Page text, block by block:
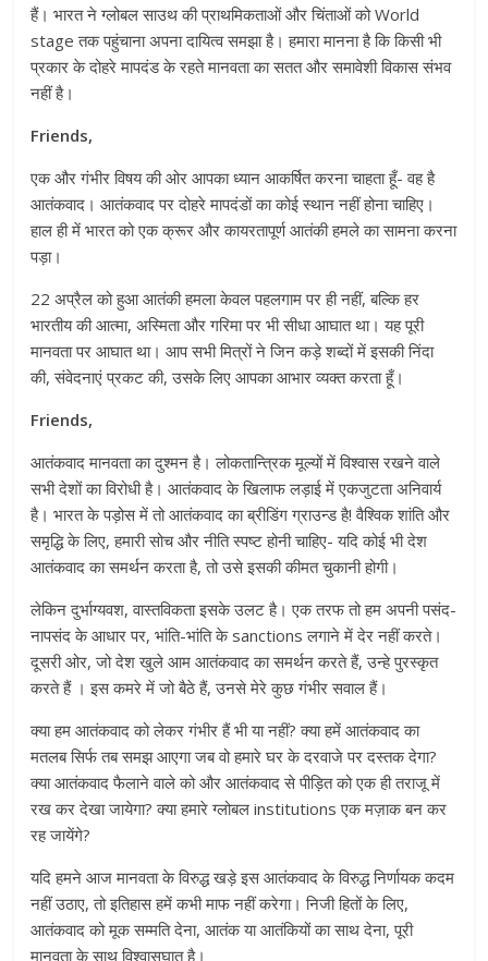
हैं। भारत ने ग्लोबल साउथ की प्राथमिकताओं और चिंताओं को World
stage तक पहुंचाना अपना दायित्व समझा है। हमारा मानना है कि किसी भी
प्रकार के दोहरे मापदंड के रहते मानवता का सतत और समावेशी विकास संभव
नहीं है।
Friends,
एक और गंभीर विषय की ओर आपका ध्यान आकर्षित करना चाहता हूँ- वह है
आतंकवाद। आतंकवाद पर दोहरे मापदंडों का कोई स्थान नहीं होना चाहिए।
हाल ही में भारत को एक क्रूर और कायरतापूर्ण आतंकी हमले का सामना करना
पड़ा।
22 अप्रैल को हुआ आतंकी हमला केवल पहलगाम पर ही नहीं, बल्कि हर
भारतीय की आत्मा, अस्मिता और गरिमा पर भी सीधा आघात था। यह पूरी
मानवता पर आघात था। आप सभी मित्रों ने जिन कड़े शब्दों में इसकी निंदा
की, संवेदनाएं प्रकट की, उसके लिए आपका आभार व्यक्त करता हूँ।
Friends,
आतंकवाद मानवता का दुश्मन है। लोकतान्त्रिक मूल्यों में विश्वास रखने वाले
सभी देशों का विरोधी है। आतंकवाद के खिलाफ लड़ाई में एकजुटता अनिवार्य
है। भारत के पड़ोस में तो आतंकवाद का ब्रीडिंग ग्राउन्ड है! वैश्विक शांति और
समृद्धि के लिए, हमारी सोच और नीति स्पष्ट होनी चाहिए- यदि कोई भी देश
आतंकवाद का समर्थन करता है, तो उसे इसकी कीमत चुकानी होगी।
लेकिन दुर्भाग्यवश, वास्तविकता इसके उलट है। एक तरफ तो हम अपनी पसंद-
नापसंद के आधार पर, भांति-भांति के sanctions लगाने में देर नहीं करते।
दूसरी ओर, जो देश खुले आम आतंकवाद का समर्थन करते हैं, उन्हे पुरस्कृत
करते हैं । इस कमरे में जो बैठे हैं, उनसे मेरे कुछ गंभीर सवाल हैं।
क्या हम आतंकवाद को लेकर गंभीर हैं भी या नहीं? क्या हमें आतंकवाद का
मतलब सिर्फ तब समझ आएगा जब वो हमारे घर के दरवाजे पर दस्तक देगा?
क्या आतंकवाद फैलाने वाले को और आतंकवाद से पीड़ित को एक ही तराजू में
रख कर देखा जायेगा? क्या हमारे ग्लोबल institutions एक मज़ाक बन कर
रह जायेंगे?
यदि हमने आज मानवता के विरुद्ध खड़े इस आतंकवाद के विरुद्ध निर्णायक कदम
नहीं उठाए, तो इतिहास हमें कभी माफ नहीं करेगा। निजी हितों के लिए,
आतंकवाद को मूक सम्मति देना, आतंक या आतंकियों का साथ देना, पूरी
मानवता के साथ विश्वासघात है।